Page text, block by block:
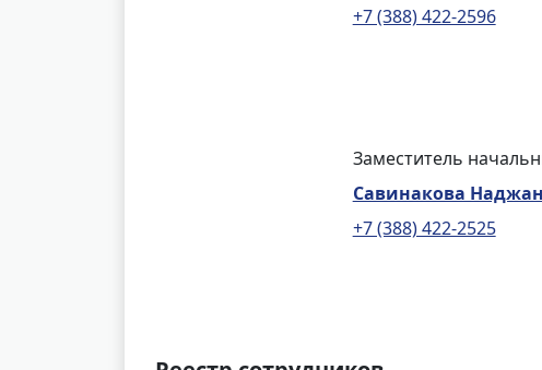
+7 (388) 422-2596
Заместитель
Савинакова
+7 (388) 422-2525